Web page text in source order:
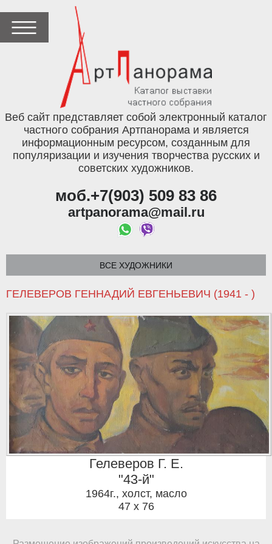
Веб сайт представляет собой электронный каталог
частного собрания Артпанорама и является
информационным ресурсом, созданным для
популяризации и изучения творчества русских и
советских художников.
моб.+7(903) 509 83 86
artpanorama@mail.ru
ВСЕ ХУДОЖНИКИ
ГЕЛЕВЕРОВ ГЕННАДИЙ ЕВГЕНЬЕВИЧ (1941 - )
Гелеверов Г. Е.
"43-й"
1964г., холст, масло
47 x 76